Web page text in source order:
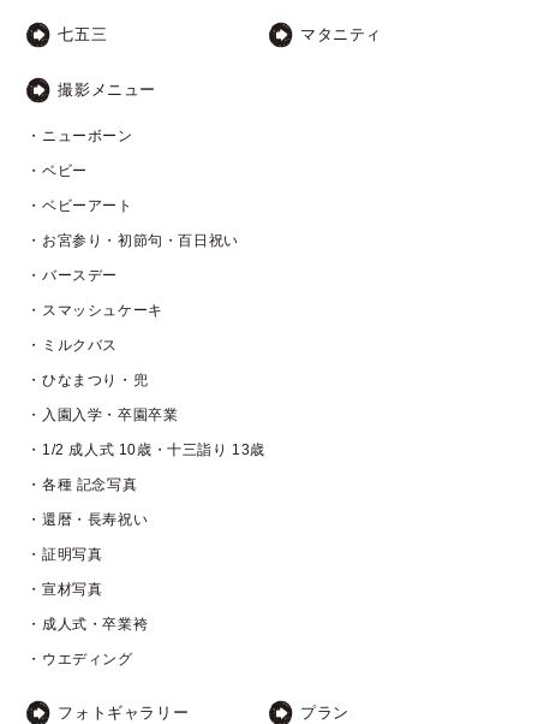
七五三 マタニティ
撮影メニュー
・ニューボーン
・ベビー
・ベビーアート
・お宮参り・初節句・百日祝い
・バースデー
・スマッシュケーキ
・ミルクバス
・ひなまつり・兜
・入園入学・卒園卒業
・1/2 成人式 10歳・十三詣り 13歳
・各種 記念写真
・還暦・長寿祝い
・証明写真
・宣材写真
・成人式・卒業袴
・ウエディング
フォトギャラリー プラン